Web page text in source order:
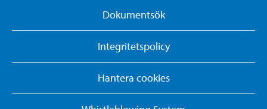
Dokumentsök
Integritetspolicy
Hantera cookies